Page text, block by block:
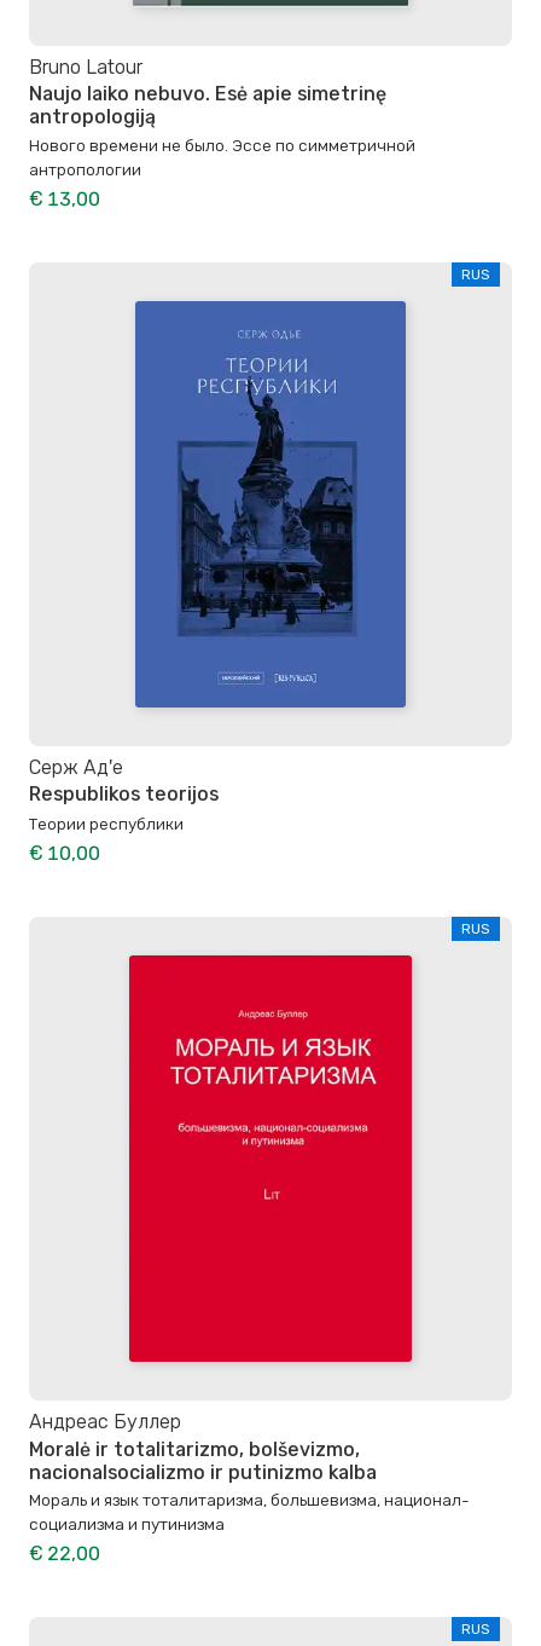
Bruno Latour
Naujo laiko nebuvo. Esė apie simetrinę
antropologiją
Нового времени не было. Эссе по симметричной
антропологии
€ 13,00
RUS
Серж Ад'е
Respublikos teorijos
Теории республики
€ 10,00
RUS
Андреас Буллер
Moralė ir totalitarizmo, bolševizmo,
nacionalsocializmo ir putinizmo kalba
Мораль и язык тоталитаризма, большевизма, национал-
социализма и путинизма
€ 22,00
RUS